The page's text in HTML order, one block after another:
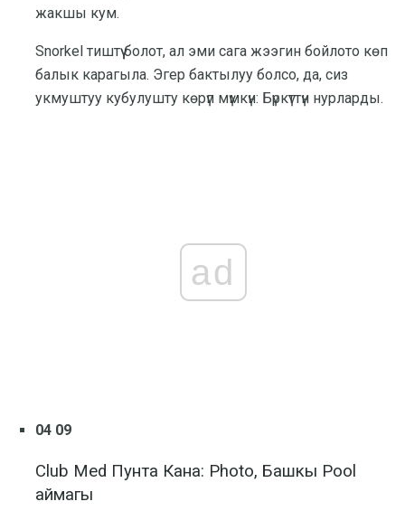
жакшы кум.
Snorkel тиштүү болот, ал эми сага жээгин бойлото көп
балык карагыла. Эгер бактылуу болсо, да, сиз
укмуштуу кубулушту көрүп мүмкүн: Бүркүттүн нурларды.
ad
04 09
Club Med Пунта Кана: Photo, Башкы Pool
аймагы